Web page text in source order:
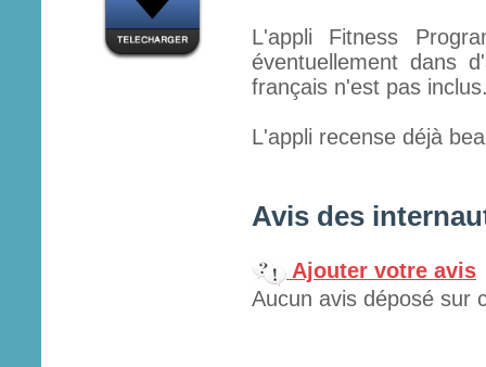
L'appli Fitness
éventuellement dans
français n'est pas
L'appli recense déjà
Avis des
Ajouter votre avis
Aucun avis déposé sur